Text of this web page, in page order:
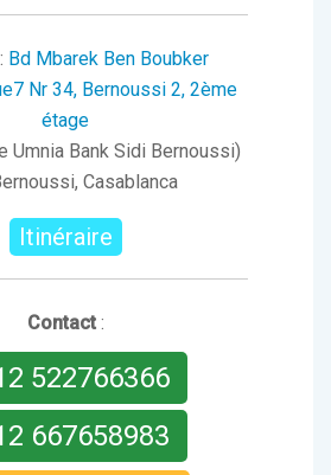
Bd Mbarek Ben Boubker
Nr 34, Bernoussi 2, 2ème
étage
Umnia Bank Sidi Bernoussi)
Casablanca
Itinéraire
Contact:
522766366
667658983